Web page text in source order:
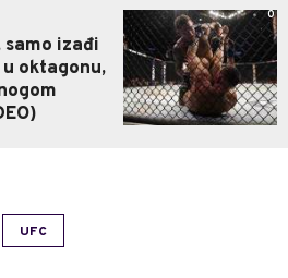
izađi
oktagonu,
0
UFC